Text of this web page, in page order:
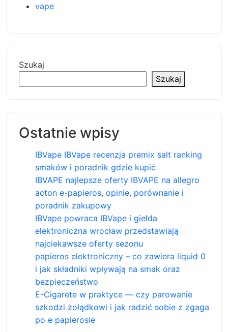
vape
Szukaj
Szukaj
Ostatnie wpisy
IBVape IBVape recenzja premix salt ranking
smaków i poradnik gdzie kupić
IBVAPE najlepsze oferty IBVAPE na allegro
acton e-papieros, opinie, porównanie i
poradnik zakupowy
IBVape powraca IBVape i giełda
elektroniczna wrocław przedstawiają
najciekawsze oferty sezonu
papieros elektroniczny – co zawiera liquid 0
i jak składniki wpływają na smak oraz
bezpieczeństwo
E-Cigarete w praktyce — czy parowanie
szkodzi żołądkowi i jak radzić sobie z zgaga
po e papierosie